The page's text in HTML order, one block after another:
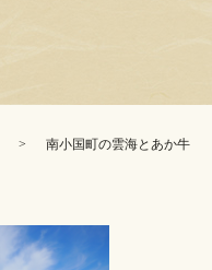
南小国町の雲海とあか牛